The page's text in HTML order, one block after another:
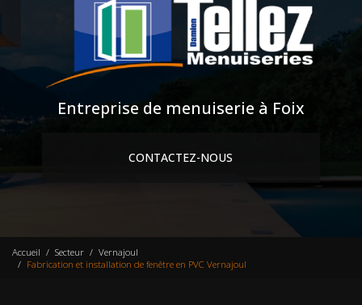
Entreprise de menuiserie à Foix
CONTACTEZ-NOUS
Accueil Secteur
Vernajoul
Fabrication et installation de fenêtre en PVC Vernajoul